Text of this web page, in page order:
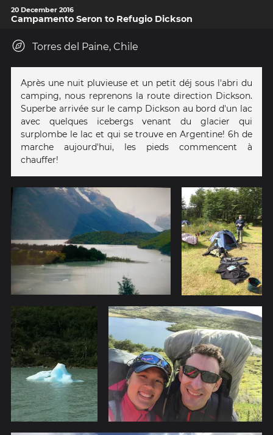
20 December 2016
Campamento Seron to Refugio Dickson
Torres del Paine, Chile
Après une nuit pluvieuse et un petit déj sous l'abri du
camping, nous reprenons la route direction Dickson.
Superbe arrivée sur le camp Dickson au bord d'un lac
avec quelques icebergs venant du glacier qui
surplombe le lac et qui se trouve en Argentine! 6h de
marche aujourd'hui, les pieds commencent à
chauffer!